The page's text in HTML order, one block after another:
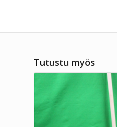
Tutustu myös